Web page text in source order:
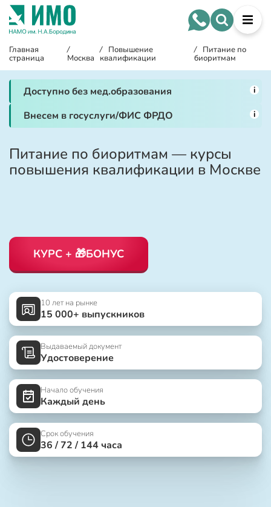
Главная
страница
/
Москва
/ Повышение
квалификации
/ Питание по
биоритмам
Доступно без мед.образования i
Внесем в госуслуги/ФИС ФРДО i
Питание по биоритмам — курсы
повышения квалификации в Москве
КУРС + 🎁БОНУС
10 лет на рынке
15 000+ выпускников
Выдаваемый документ
Удостоверение
Начало обучения
Каждый день
Срок обучения
36 / 72 / 144 часа